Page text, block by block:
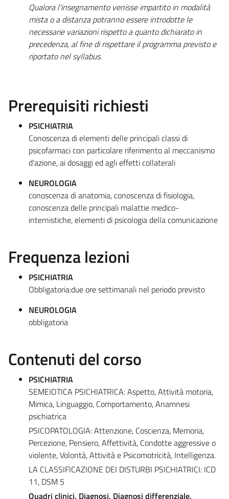
Qualora l'insegnamento venisse impartito in modalità
mista o a distanza potranno essere introdotte le
necessarie variazioni rispetto a quanto dichiarato in
precedenza, al fine di rispettare il programma previsto e
riportato nel syllabus.
Prerequisiti richiesti
PSICHIATRIA
Conoscenza di elementi delle principali classi di
psicofarmaci con particolare riferimento al meccanismo
d'azione, ai dosaggi ed agli effetti collaterali
NEUROLOGIA
conoscenza di anatomia, conoscenza di fisiologia,
conoscenza delle principali malattie medico-
internistiche, elementi di psicologia della comunicazione
Frequenza lezioni
PSICHIATRIA
Obbligatoria:due ore settimanali nel periodo previsto
NEUROLOGIA
obbligatoria
Contenuti del corso
PSICHIATRIA
SEMEIOTICA PSICHIATRICA: Aspetto, Attività motoria,
Mimica, Linguaggio, Comportamento, Anamnesi
psichiatrica
PSICOPATOLOGIA: Attenzione, Coscienza, Memoria,
Percezione, Pensiero, Affettività, Condotte aggressive o
violente, Volontà, Attività e Psicomotricità, Intelligenza.
LA CLASSIFICAZIONE DEI DISTURBI PSICHIATRICI: ICD
11, DSM 5
Quadri clinici, Diagnosi, Diagnosi differenziale,